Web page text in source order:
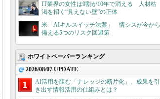
IT業界の女性は9割が10年で消える 人材枯
渇を招く“見えない壁”の正体
米「AIキルスイッチ法案」 情シスが今から
備える5つのリスク回避策
ホワイトペーパーランキング
2026/08/07 UPDATE
AI活用を阻む「ナレッジの断片化」、成果を引
き出す情報活用の仕組みとは？